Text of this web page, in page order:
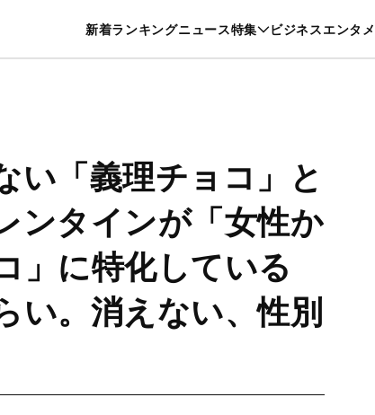
新着ランキングニュース特集 ビジネスエンタメ
暮らし スポーツ ヘルスケア 美容 グルメ
い「義理チョコ」と
ンタインが「女性か
」に特化している
い。消えない、性別